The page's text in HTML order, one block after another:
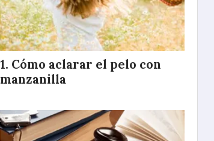
Cómo aclarar el pelo con
manzanilla